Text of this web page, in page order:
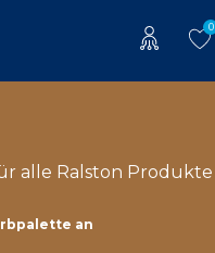
0
alle Ralston Produkte
an